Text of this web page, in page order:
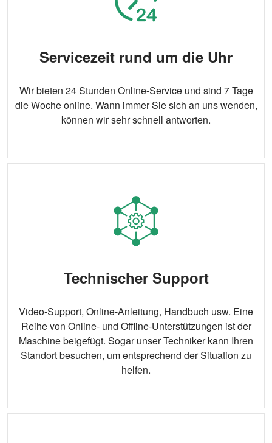
Dreipunkt-Hinterradaufhängung
Arbeitseffizienz
4,0–7,5 Acres/Stunde
Servicezeit rund um die Uhr
Wir bieten 24 Stunden Online-Service und sind 7 Tage
die Woche online. Wann immer Sie sich an uns wenden,
können wir sehr schnell antworten.
Technischer Support
Video-Support, Online-Anleitung, Handbuch usw. Eine
Reihe von Online- und Offline-Unterstützungen ist der
Maschine beigefügt. Sogar unser Techniker kann Ihren
Standort besuchen, um entsprechend der Situation zu
helfen.